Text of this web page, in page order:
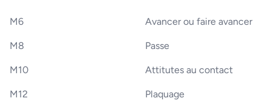
M6
M8
M10
M12
Avancer ou faire avancer
Passe
Attitutes au contact
Plaquage